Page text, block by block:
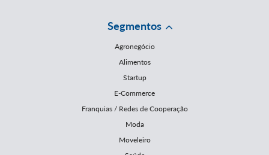
Segmentos
Agronegócio
Alimentos
Startup
E-Commerce
Franquias / Redes de Cooperação
Moda
Moveleiro